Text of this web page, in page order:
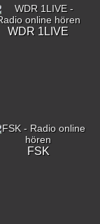
WDR 1LIVE
FSK